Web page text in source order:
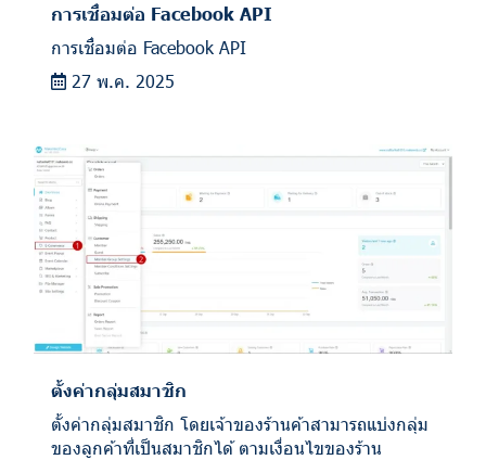
การเชื่อมต่อ Facebook API
การเชื่อมต่อ Facebook API
27 พ.ค. 2025
ตั้งค่ากลุ่มสมาชิก
ตั้งค่ากลุ่มสมาชิก โดยเจ้าของร้านค้าสามารถแบ่งกลุ่ม
ของลูกค้าที่เป็นสมาชิกได้ ตามเงื่อนไขของร้าน